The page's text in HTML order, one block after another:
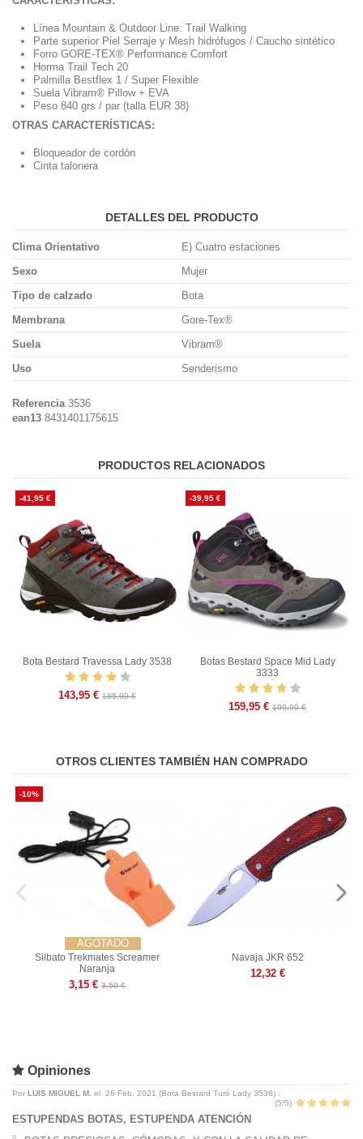
Línea Mountain & Outdoor Line: Trail Walking
Parte superior Piel Serraje y Mesh hidrófugos / Caucho sintético
Forro GORE-TEX® Performance Comfort
Horma Trail Tech 20
Palmilla Bestflex 1 / Super Flexible
Suela Vibram® Pillow + EVA
Peso 840 grs / par (talla EUR 38)
OTRAS CARACTERÍSTICAS:
Bloqueador de cordón
Cinta talonera
DETALLES DEL PRODUCTO
Clima Orientativo
E) Cuatro estaciones
Sexo
Mujer
Tipo de calzado
Bota
Membrana
Gore-Tex®
Suela
Vibram®
Uso
Senderismo
Referencia 3536
ean13 8431401175615
PRODUCTOS RELACIONADOS
-41,95 €
Bota Bestard Travessa Lady 3538
143,95 € 185,90 €
-39,95 €
Botas Bestard Space Mid Lady
3333
159,95 € 199,90 €
OTROS CLIENTES TAMBIÉN HAN COMPRADO
AGOTADO
-10%
Silbato Trekmates Screamer
Naranja
3,15 € 3,50 €
Navaja JKR 652
12,32 €
Opiniones
Por LUIS MIGUEL M. el 26 Feb. 2021 (Bota Bestard Turó Lady 3536) :
(5/5)
ESTUPENDAS BOTAS, ESTUPENDA ATENCIÓN